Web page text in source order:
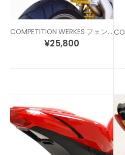
COMPETITION WERKES フェンダーレスキット DUCATI 749/999 ビポスト
¥25,800